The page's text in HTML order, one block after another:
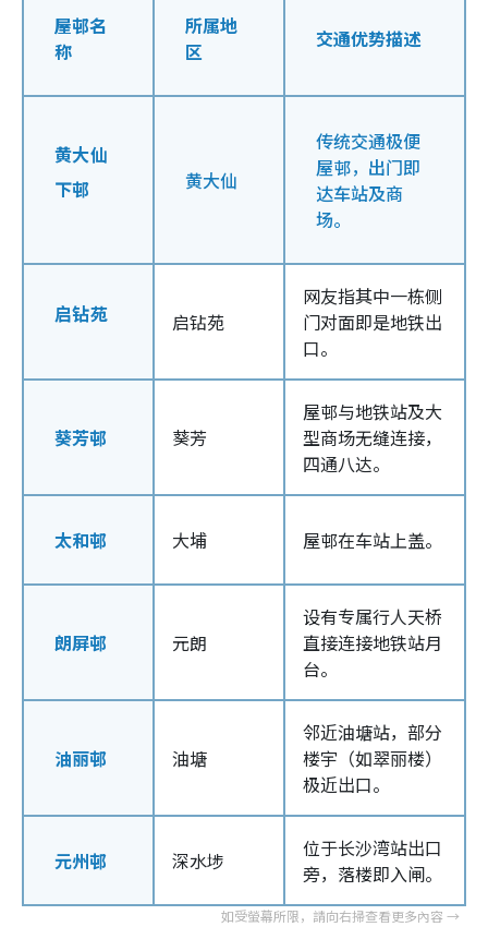
屋邨名
称
所属地
区
交通优势描述
黄大仙
下邨
黄大仙
传统交通极便
屋邨，出门即
达车站及商
场。
启钻苑 启钻苑
网友指其中一栋侧
门对面即是地铁出
口。
葵芳邨 葵芳
屋邨与地铁站及大
型商场无缝连接，
四通八达。
太和邨 大埔 屋邨在车站上盖。
朗屏邨 元朗
设有专属行人天桥
直接连接地铁站月
台。
油丽邨 油塘
邻近油塘站，部分
楼宇（如翠丽楼）
极近出口。
元州邨 深水埗
位于长沙湾站出口
旁，落楼即入闸。